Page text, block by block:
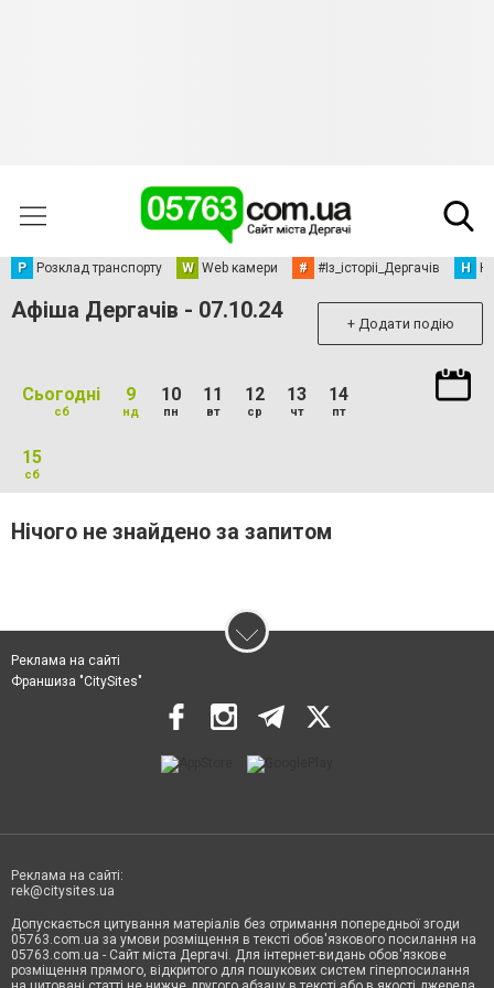
Р Розклад транспорту W Web камери # #Із_історіі_Дергачів Н
Афіша Дергачів - 07.10.24 + Додати подію
Сьогодні
сб
9
нд
10
пн
11
вт
12
ср
13
чт
14
пт
15
сб
Нічого не знайдено за запитом
Реклама на сайті
Франшиза "CitySites"
Реклама на сайті:
rek@citysites.ua
Допускається цитування матеріалів без отримання попередньої згоди
05763.com.ua за умови розміщення в тексті обов'язкового посилання на
05763.com.ua - Сайт міста Дергачі. Для інтернет-видань обов'язкове
розміщення прямого, відкритого для пошукових систем гіперпосилання